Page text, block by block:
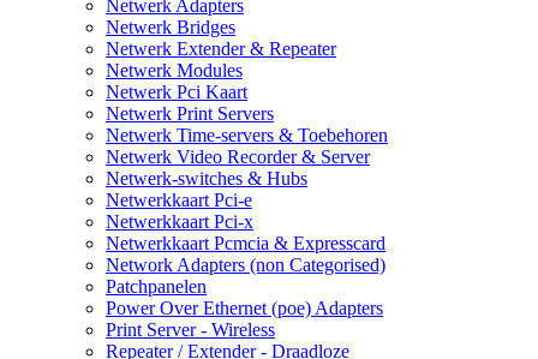
Netwerk Adapters
Netwerk Bridges
Netwerk Extender & Repeater
Netwerk Modules
Netwerk Pci Kaart
Netwerk Print Servers
Netwerk Time-servers & Toebehoren
Netwerk Video Recorder & Server
Netwerk-switches & Hubs
Netwerkkaart Pci-e
Netwerkkaart Pci-x
Netwerkkaart Pcmcia & Expresscard
Network Adapters (non Categorised)
Patchpanelen
Power Over Ethernet (poe) Adapters
Print Server - Wireless
Repeater / Extender - Draadloze